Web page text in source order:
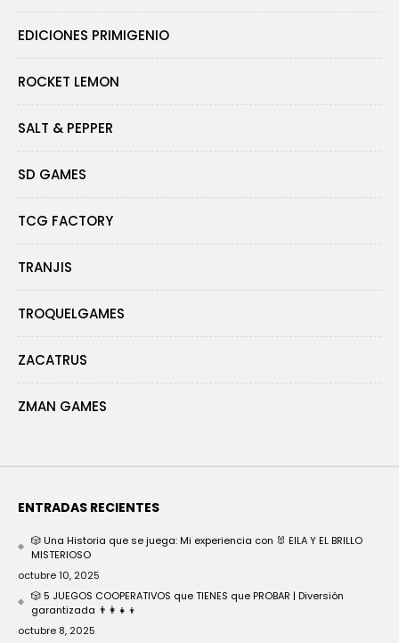
EDICIONES PRIMIGENIO
ROCKET LEMON
SALT & PEPPER
SD GAMES
TCG FACTORY
TRANJIS
TROQUELGAMES
ZACATRUS
ZMAN GAMES
ENTRADAS RECIENTES
🎲 Una Historia que se juega: Mi experiencia con 🐰 EILA Y EL BRILLO
MISTERIOSO
octubre 10, 2025
🎲 5 JUEGOS COOPERATIVOS que TIENES que PROBAR | Diversión
garantizada 👨‍👩‍👧‍👦
octubre 8, 2025